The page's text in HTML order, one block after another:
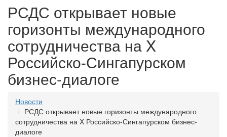
РСДС открывает новые
горизонты международного
сотрудничества на X
Российско-Сингапурском
бизнес-диалоге
Новости
РСДС открывает новые горизонты международного
сотрудничества на X Российско-Сингапурском бизнес-
диалоге